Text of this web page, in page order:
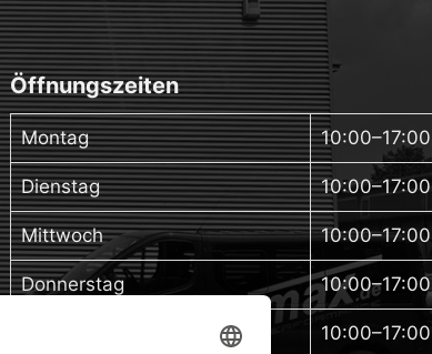
Öffnungszeiten
Montag 10:00–17:00
Dienstag 10:00–17:00
Mittwoch 10:00–17:00
Donnerstag 10:00–17:00
10:00–17:00